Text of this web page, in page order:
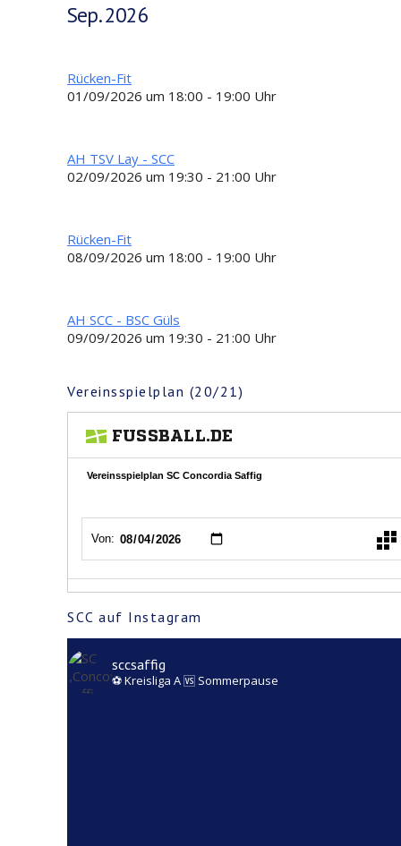
Sep. 2026
Rücken-Fit
01/09/2026 um 18:00 - 19:00 Uhr
AH TSV Lay - SCC
02/09/2026 um 19:30 - 21:00 Uhr
Rücken-Fit
08/09/2026 um 18:00 - 19:00 Uhr
AH SCC - BSC Güls
09/09/2026 um 19:30 - 21:00 Uhr
Vereinsspielplan (20/21)
SCC auf Instagram
sccsaffig
⚽️ Kreisliga A🆚️ Sommerpause